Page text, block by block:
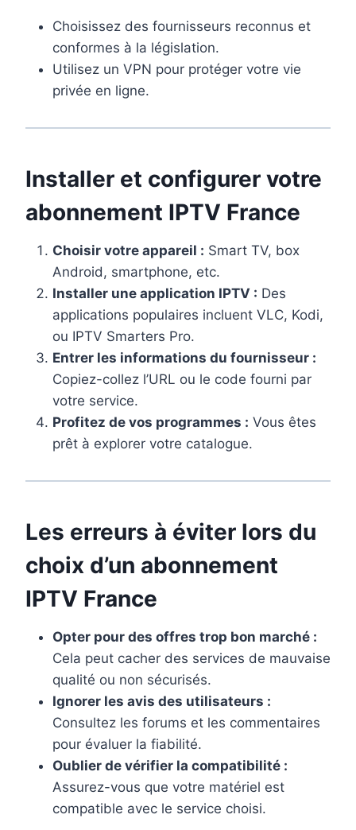
Choisissez des fournisseurs reconnus et
conformes à la législation.
Utilisez un VPN pour protéger votre vie
privée en ligne.
Installer et configurer votre
abonnement IPTV France
Choisir votre appareil : Smart TV, box
Android, smartphone, etc.
Installer une application IPTV : Des
applications populaires incluent VLC, Kodi,
ou IPTV Smarters Pro.
Entrer les informations du fournisseur :
Copiez-collez l’URL ou le code fourni par
votre service.
Profitez de vos programmes : Vous êtes
prêt à explorer votre catalogue.
Les erreurs à éviter lors du
choix d’un abonnement
IPTV France
Opter pour des offres trop bon marché :
Cela peut cacher des services de mauvaise
qualité ou non sécurisés.
Ignorer les avis des utilisateurs :
Consultez les forums et les commentaires
pour évaluer la fiabilité.
Oublier de vérifier la compatibilité :
Assurez-vous que votre matériel est
compatible avec le service choisi.